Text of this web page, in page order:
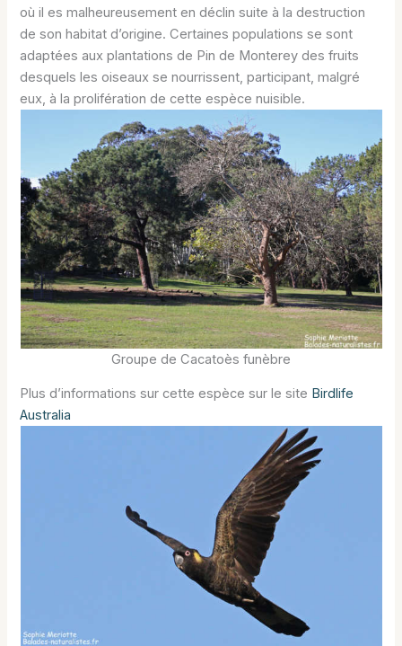
où il es malheureusement en déclin suite à la destruction
de son habitat d’origine. Certaines populations se sont
adaptées aux plantations de Pin de Monterey des fruits
desquels les oiseaux se nourrissent, participant, malgré
eux, à la prolifération de cette espèce nuisible.
Groupe de Cacatoès funèbre
Plus d’informations sur cette espèce sur le site Birdlife
Australia